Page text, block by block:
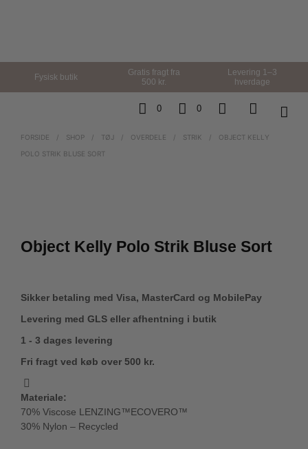
Fysisk butik
Gratis fragt fra
500 kr.
Levering 1–3
hverdage
0 0
FORSIDE / SHOP / TØJ / OVERDELE / STRIK /
OBJECT KELLY
POLO STRIK BLUSE SORT
Object Kelly Polo Strik Bluse Sort
Sikker betaling med Visa, MasterCard og MobilePay
Levering med GLS eller afhentning i butik
1 - 3 dages levering
Fri fragt ved køb over 500 kr.
Materiale:
70% Viscose LENZING™ECOVERO™
30% Nylon – Recycled